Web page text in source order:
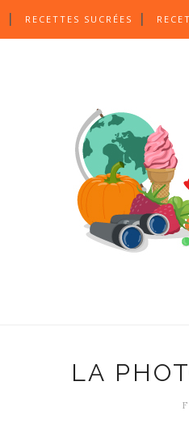
RECETTES SUCRÉES
LA